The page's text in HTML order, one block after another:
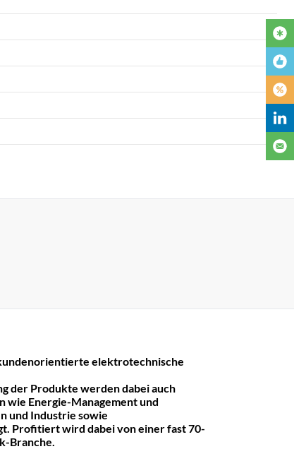
elektrotechnische
der Produkte werden dabei auch
Energie-Management und
und Industrie sowie
Profitiert wird dabei von einer fast 70-
Branche.